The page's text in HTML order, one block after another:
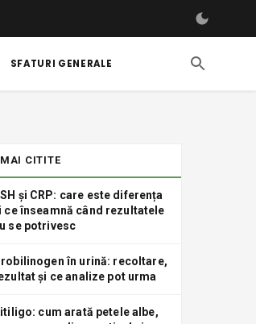
SFATURI GENERALE
MAI CITITE
și CRP: care este diferența
ce înseamnă când rezultatele
se potrivesc
în urină: recoltare,
și ce analize pot urma
cum arată petele albe,